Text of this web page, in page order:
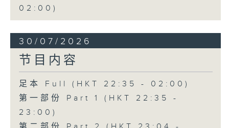
02:00)
30/07/2026
节目内容
足本 Full (HKT 22:35 - 02:00)
第一部份 Part 1 (HKT 22:35 -
23:00)